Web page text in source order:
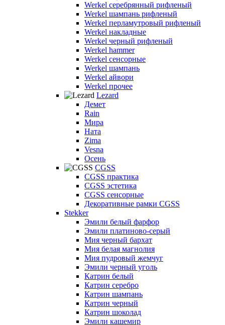
Werkel серебрянный рифленый
Werkel шампань рифленый
Werkel перламутровый рифленый
Werkel накладные
Werkel черный рифленый
Werkel hammer
Werkel сенсорные
Werkel шампань
Werkel айвори
Werkel прочее
Lezard
Демет
Rain
Мира
Ната
Zima
Vesna
Осень
CGSS
CGSS практика
CGSS эстетика
CGSS сенсорные
Декоративные рамки CGSS
Stekker
Эмили белый фарфор
Эмили платиново-серый
Мия черный бархат
Мия белая магнолия
Мия пудровый жемчуг
Эмили черный уголь
Катрин белый
Катрин серебро
Катрин шампань
Катрин черный
Катрин шоколад
Эмили кашемир